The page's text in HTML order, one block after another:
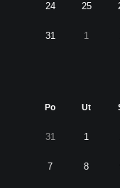
24 25
31 1
Po Ut
31 1
7 8